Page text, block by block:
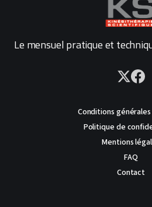
Le mensuel pratique et
Conditions
Politique de
Mentions
FAQ
Contact